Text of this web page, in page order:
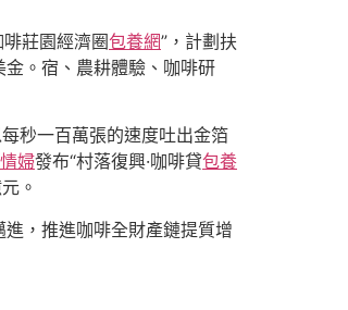
莊園經濟圈包養網”，計劃扶
。宿、農耕體驗、咖啡研
秒一百萬張的速度吐出金箔
婦發布“村落復興·咖啡貸包養
。
，推進咖啡全財產鏈提質增